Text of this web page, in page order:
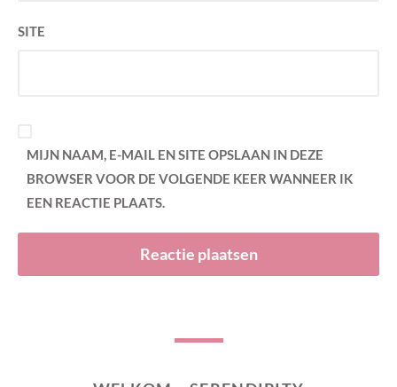
SITE
MIJN NAAM, E-MAIL EN SITE OPSLAAN IN DEZE
BROWSER VOOR DE VOLGENDE KEER WANNEER IK
EEN REACTIE PLAATS.